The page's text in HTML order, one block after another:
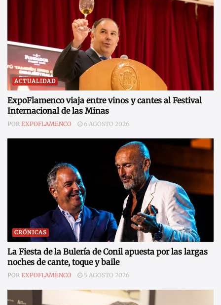
ACTUALIDAD
ExpoFlamenco viaja entre vinos y cantes al Festival
Internacional de las Minas
POR EXPOFLAMENCO 6 AGOSTO 2026
CRÓNICAS
La Fiesta de la Bulería de Conil apuesta por las largas
noches de cante, toque y baile
POR EXPOFLAMENCO 5 AGOSTO 2026